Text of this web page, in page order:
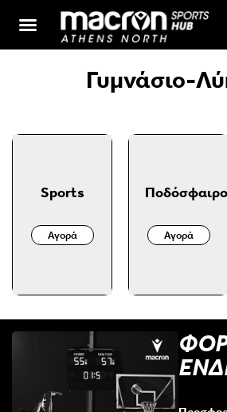
Γυμνάσιο-
Sports
Αγορά
Ποδόσφαιρο
Αγορά